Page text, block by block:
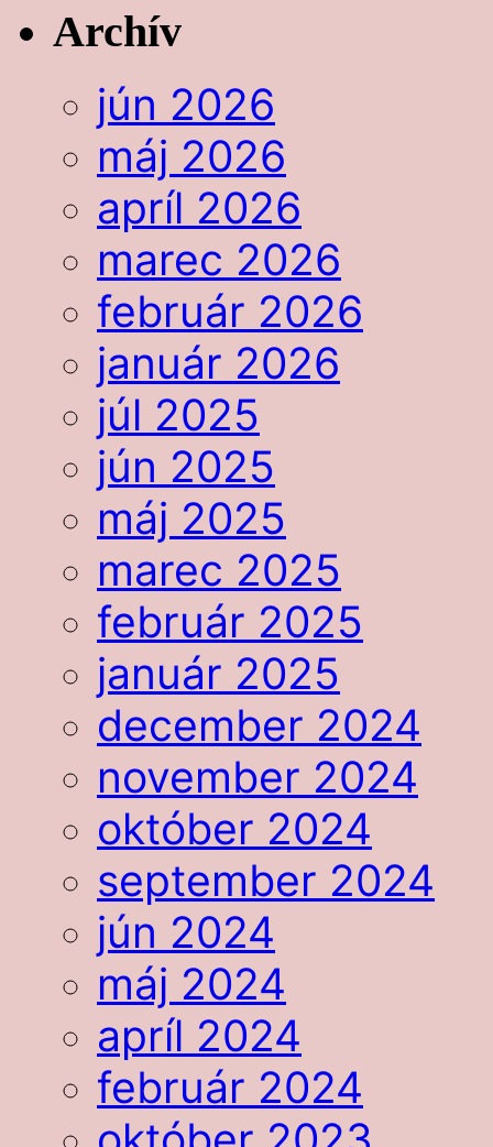
Archív
jún 2026
máj 2026
apríl 2026
marec 2026
február 2026
január 2026
júl 2025
jún 2025
máj 2025
marec 2025
február 2025
január 2025
december 2024
november 2024
október 2024
september 2024
jún 2024
máj 2024
apríl 2024
február 2024